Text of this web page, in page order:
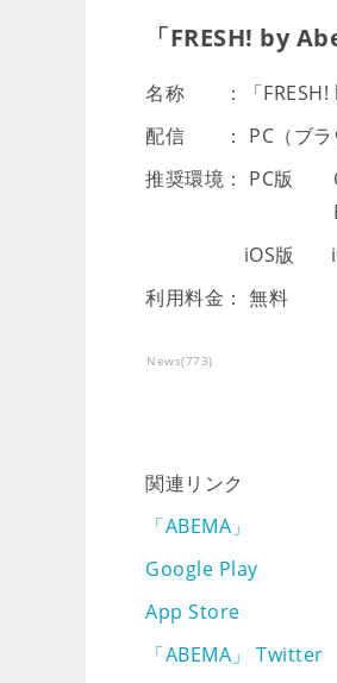
「FRESH! by
名称 ：「FRESH!
配信 ： PC（ブラ
推奨環境： PC版
iOS版 iOS8.0
利用料金： 無料
News(773)
関連リンク
「ABEMA」
Google Play
App Store
「ABEMA」 Twitter